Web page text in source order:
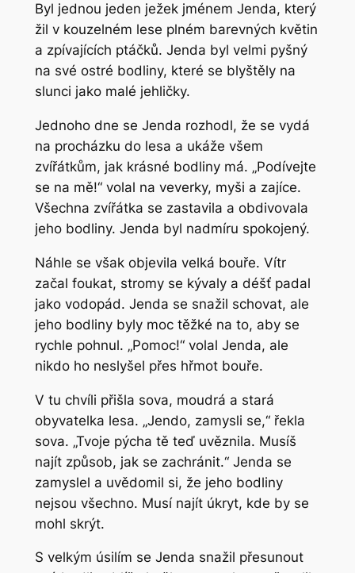
Byl jednou jeden ježek jménem Jenda, který
žil v kouzelném lese plném barevných květin
a zpívajících ptáčků. Jenda byl velmi pyšný
na své ostré bodliny, které se blyštěly na
slunci jako malé jehličky.
Jednoho dne se Jenda rozhodl, že se vydá
na procházku do lesa a ukáže všem
zvířátkům, jak krásné bodliny má. „Podívejte
se na mě!“ volal na veverky, myši a zajíce.
Všechna zvířátka se zastavila a obdivovala
jeho bodliny. Jenda byl nadmíru spokojený.
Náhle se však objevila velká bouře. Vítr
začal foukat, stromy se kývaly a déšť padal
jako vodopád. Jenda se snažil schovat, ale
jeho bodliny byly moc těžké na to, aby se
rychle pohnul. „Pomoc!“ volal Jenda, ale
nikdo ho neslyšel přes hřmot bouře.
V tu chvíli přišla sova, moudrá a stará
obyvatelka lesa. „Jendo, zamysli se,“ řekla
sova. „Tvoje pýcha tě teď uvěznila. Musíš
najít způsob, jak se zachránit.“ Jenda se
zamyslel a uvědomil si, že jeho bodliny
nejsou všechno. Musí najít úkryt, kde by se
mohl skrýt.
S velkým úsilím se Jenda snažil přesunout